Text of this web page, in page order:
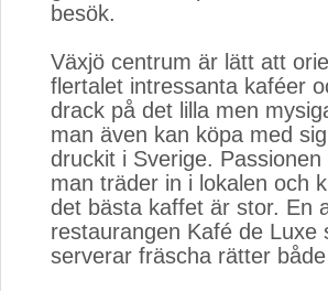
besök.
Växjö centrum är lätt att
flertalet intressanta kaféer
drack på det lilla men
man även kan köpa med
druckit i Sverige.
man träder in i lokalen och
det bästa kaffet är stor. En
restaurangen Kafé de
serverar fräscha rätter